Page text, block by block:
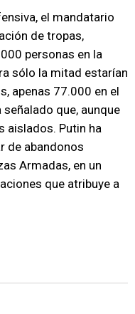
el mandatario
de tropas,
personas en la
sólo la mitad estarían
apenas 77.000 en el
que, aunque
aislados. Putin ha
de abandonos
Armadas, en un
que atribuye a